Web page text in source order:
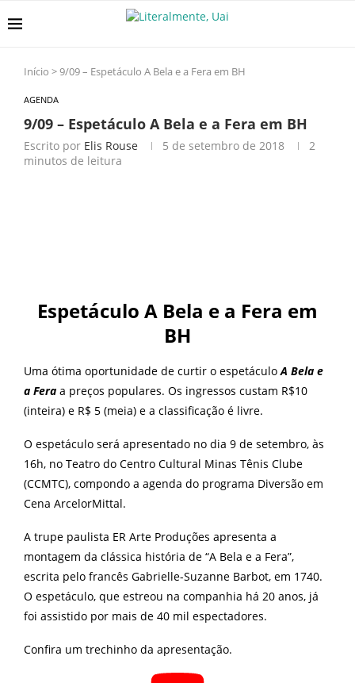
Início >9/09 – Espetáculo A Bela e a Fera em BH
AGENDA
9/09 – Espetáculo A Bela e a Fera em BH
Escrito por Elis Rouse 5 de setembro de 2018
2
minutos de leitura
Espetáculo A Bela e a Fera em
BH
Uma ótima oportunidade de curtir o espetáculoA Bela e
a Fera a preços populares. Os ingressos custam R$10
(inteira) e R$ 5 (meia) e a classificação é livre.
O espetáculo será apresentado no dia 9 de setembro, às
16h, no Teatro do Centro Cultural Minas Tênis Clube
(CCMTC), compondo a agenda do programa Diversão em
Cena ArcelorMittal.
A trupe paulista ER Arte Produções apresenta a
montagem da clássica história de “A Bela e a Fera”,
escrita pelo francês Gabrielle-Suzanne Barbot, em 1740.
O espetáculo, que estreou na companhia há 20 anos, já
foi assistido por mais de 40 mil espectadores.
Confira um trechinho da apresentação.